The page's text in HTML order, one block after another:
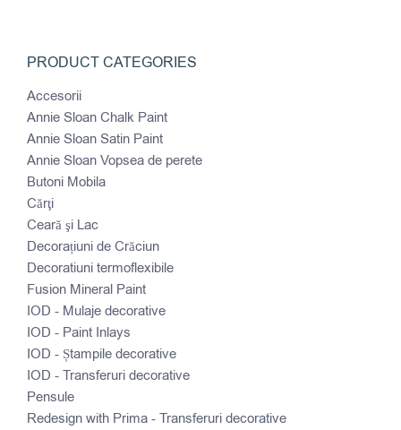
PRODUCT CATEGORIES
Accesorii
Annie Sloan Chalk Paint
Annie Sloan Satin Paint
Annie Sloan Vopsea de perete
Butoni Mobila
Cărţi
Ceară şi Lac
Decorațiuni de Crăciun
Decoratiuni termoflexibile
Fusion Mineral Paint
IOD - Mulaje decorative
IOD - Paint Inlays
IOD - Ștampile decorative
IOD - Transferuri decorative
Pensule
Redesign with Prima - Transferuri decorative